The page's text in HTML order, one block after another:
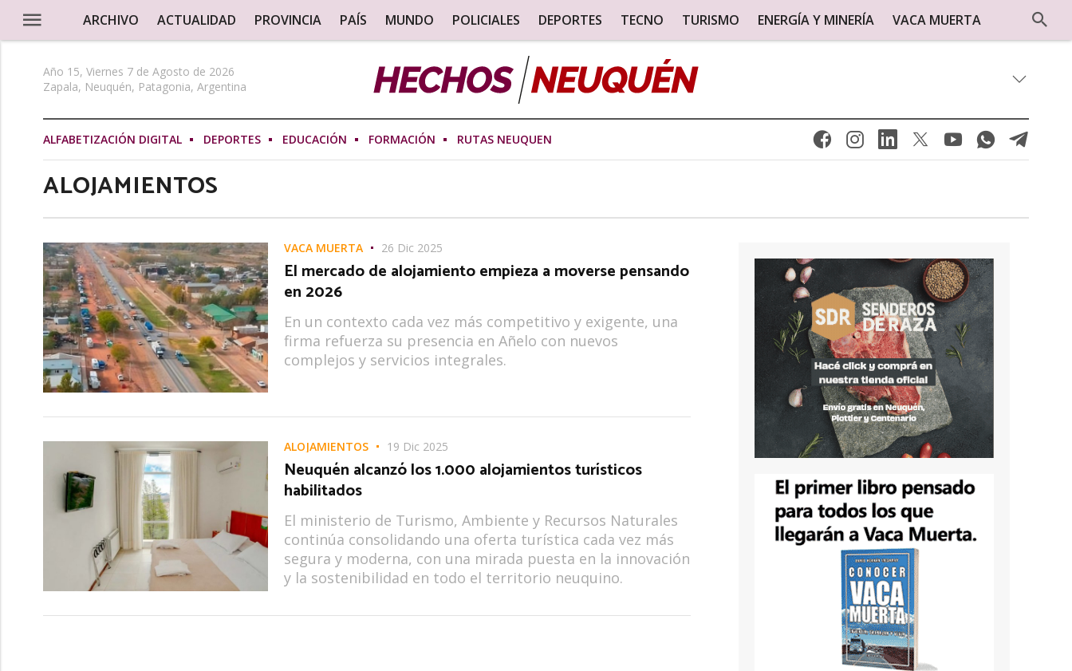
ARCHIVO ACTUALIDAD PROVINCIA PAÍS MUNDO POLICIALES DEPORTES TECNO TURISMO ENERGÍA Y MINERÍA VACA MUERTA
Año 15, Viernes 7 de Agosto de 2026
Zapala, Neuquén, Patagonia, Argentina
ALFABETIZACIÓN DIGITAL DEPORTES EDUCACIÓN FORMACIÓN RUTAS NEUQUEN
ALOJAMIENTOS
VACA MUERTA 26 Dic 2025
El mercado de alojamiento empieza a moverse pensando
en 2026
En un contexto cada vez más competitivo y exigente, una
firma refuerza su presencia en Añelo con nuevos
complejos y servicios integrales.
ALOJAMIENTOS 19 Dic 2025
Neuquén alcanzó los 1.000 alojamientos turísticos
habilitados
El ministerio de Turismo, Ambiente y Recursos Naturales
continúa consolidando una oferta turística cada vez más
segura y moderna, con una mirada puesta en la innovación
y la sostenibilidad en todo el territorio neuquino.